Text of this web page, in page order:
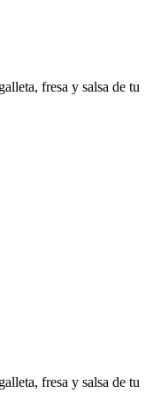
fresa y salsa de tu
fresa y salsa de tu